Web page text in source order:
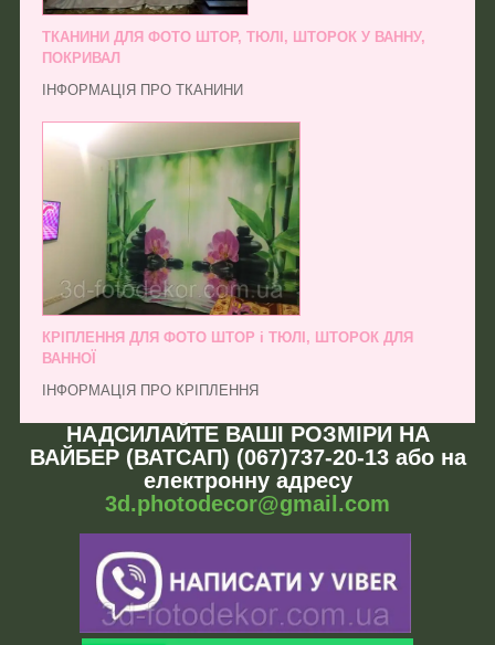
ТКАНИНИ ДЛЯ ФОТО ШТОР, ТЮЛІ, ШТОРОК У ВАННУ,
ПОКРИВАЛ
ІНФОРМАЦІЯ ПРО ТКАНИНИ
КРІПЛЕННЯ ДЛЯ ФОТО ШТОР і ТЮЛІ, ШТОРОК ДЛЯ
ВАННОЇ
ІНФОРМАЦІЯ ПРО КРІПЛЕННЯ
НАДСИЛАЙТЕ ВАШІ РОЗМІРИ НА
ВАЙБЕР (ВАТСАП) (067)737-20-13 або на
електронну адресу
3d.photodecor@gmail.com